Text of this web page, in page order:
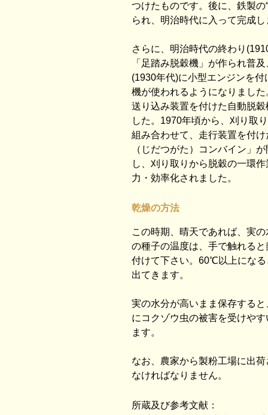
つけたものです。後に、鉄製の
られ、明治時代に入って完成
さらに、明治時代の終わり
「足踏み脱穀機」が作られ普
(1930年代)に小型エンジンを付
機が使われるようになりまし
送り込み装置を付けた自動脱
した。1970年頃から、刈り取
組み合わせて、走行装置を付
（じだつがた）コンバイン」
し、刈り取りから脱穀の一環
力・効率化されました。
乾燥の方法
この時期、晴天であれば、実
の種子の温度は、手で触れる
付けて下さい。60℃以上にな
出てきます。
実の水分が高いまま保存する
にコクゾウ虫の被害を受けや
ます。
なお、農家から製粉工場に出
なければなりません。
所蔵及び参考文献：